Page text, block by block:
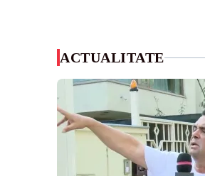
ACTUALITATE